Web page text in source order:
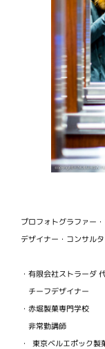
プロフォトグラファー
デザイナー・コンサル
・有限会社ストラーダ
チーフデザイナー
・赤堀製菓専門学校
非常勤講師
・ 東京ベルエポック製